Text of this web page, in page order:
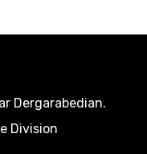
Dergarabedian.
Division